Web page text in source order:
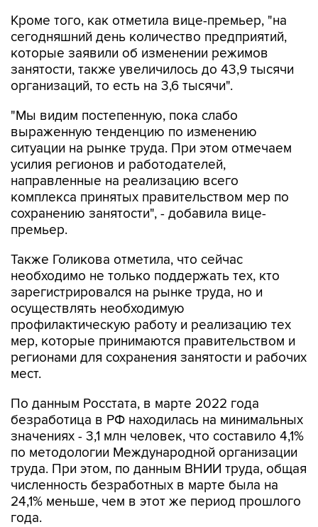
Кроме того, как отметила вице-премьер, "на
сегодняшний день количество предприятий,
которые заявили об изменении режимов
занятости, также увеличилось до 43,9 тысячи
организаций, то есть на 3,6 тысячи".
"Мы видим постепенную, пока слабо
выраженную тенденцию по изменению
ситуации на рынке труда. При этом отмечаем
усилия регионов и работодателей,
направленные на реализацию всего
комплекса принятых правительством мер по
сохранению занятости", - добавила вице-
премьер.
Также Голикова отметила, что сейчас
необходимо не только поддержать тех, кто
зарегистрировался на рынке труда, но и
осуществлять необходимую
профилактическую работу и реализацию тех
мер, которые принимаются правительством и
регионами для сохранения занятости и рабочих
мест.
По данным Росстата, в марте 2022 года
безработица в РФ находилась на минимальных
значениях - 3,1 млн человек, что составило 4,1%
по методологии Международной организации
труда. При этом, по данным ВНИИ труда, общая
численность безработных в марте была на
24,1% меньше, чем в этот же период прошлого
года.